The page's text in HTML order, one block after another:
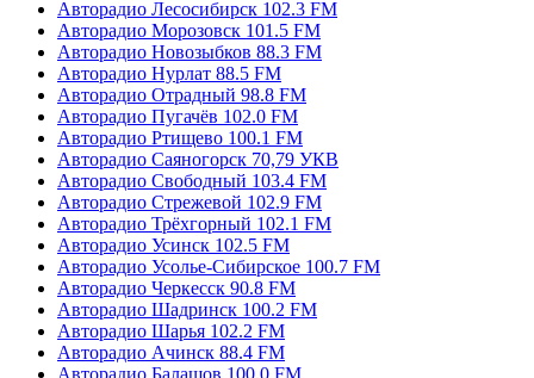
Авторадио Лесосибирск 102.3 FM
Авторадио Морозовск 101.5 FM
Авторадио Новозыбков 88.3 FM
Авторадио Нурлат 88.5 FM
Авторадио Отрадный 98.8 FM
Авторадио Пугачёв 102.0 FM
Авторадио Ртищево 100.1 FM
Авторадио Саяногорск 70,79 УКВ
Авторадио Свободный 103.4 FM
Авторадио Стрежевой 102.9 FM
Авторадио Трёхгорный 102.1 FM
Авторадио Усинск 102.5 FM
Авторадио Усолье-Сибирское 100.7 FM
Авторадио Черкесск 90.8 FM
Авторадио Шадринск 100.2 FM
Авторадио Шарья 102.2 FM
Авторадио Ачинск 88.4 FM
Авторадио Балашов 100.0 FM